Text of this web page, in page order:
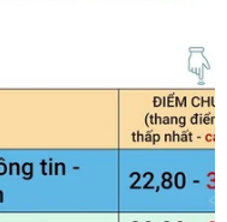
#Công bố thông tin